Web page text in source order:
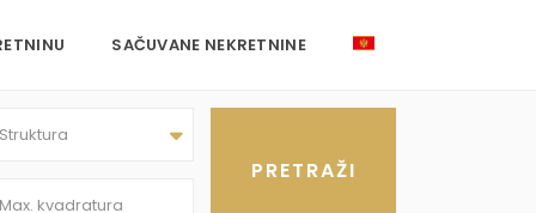
SAČUVANE NEKRETNINE
Struktura